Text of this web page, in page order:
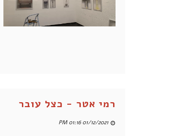
רמי אטר - כצל עובר
01/12/2021 01:16 PM